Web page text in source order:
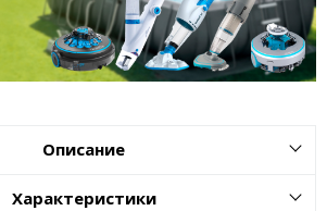
Описание
Характеристики